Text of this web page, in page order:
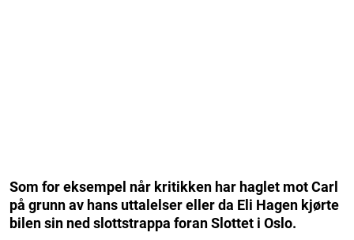
Som for eksempel når kritikken har haglet mot Carl
på grunn av hans uttalelser eller da Eli Hagen kjørte
bilen sin ned slottstrappa foran Slottet i Oslo.